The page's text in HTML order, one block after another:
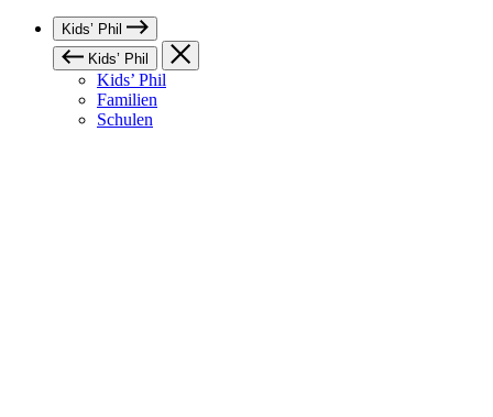
Kids’ Phil
Kids’ Phil
Kids’ Phil
Familien
Schulen